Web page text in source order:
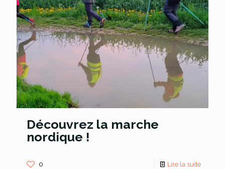
Découvrez la marche
nordique !
0 Lire la suite